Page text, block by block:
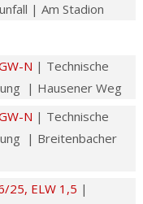
| Am Stadion
N | Technische
| Hausener Weg
N | Technische
| Breitenbacher
25, ELW 1,5 |